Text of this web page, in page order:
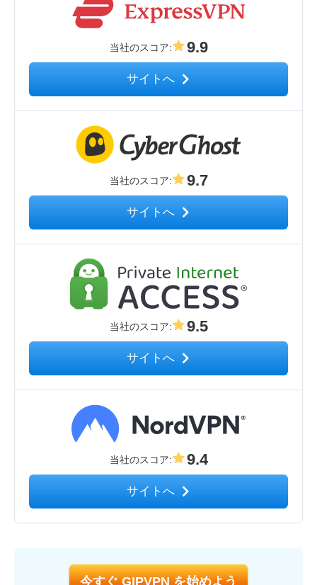
当社のスコア: 9.9
サイトへ
当社のスコア: 9.7
サイトへ
当社のスコア: 9.5
サイトへ
当社のスコア: 9.4
サイトへ
今すぐ GIPVPN を始めよう